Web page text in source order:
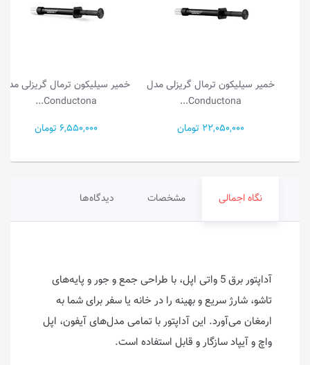
خمیر سیلیکون ترمال گریزلی مدل
Conductona...
22,050,000 تومان
خمیر سیلیکون ترمال گریزلی مدل
Conductona...
6,550,000 تومان
نگاه اجمالی مشخصات دیدگاه‌ها
آداپتور برق 5 واتی اپل، با طراحی جمع و جور و پایه‌های
تاشو، شارژ سریع و بهینه را در خانه یا سفر برای شما به
ارمغان می‌آورد. این آداپتور با تمامی مدل‌های آیفون‌، اپل
واچ‌ و آیپاد سازگار و قابل استفاده است.